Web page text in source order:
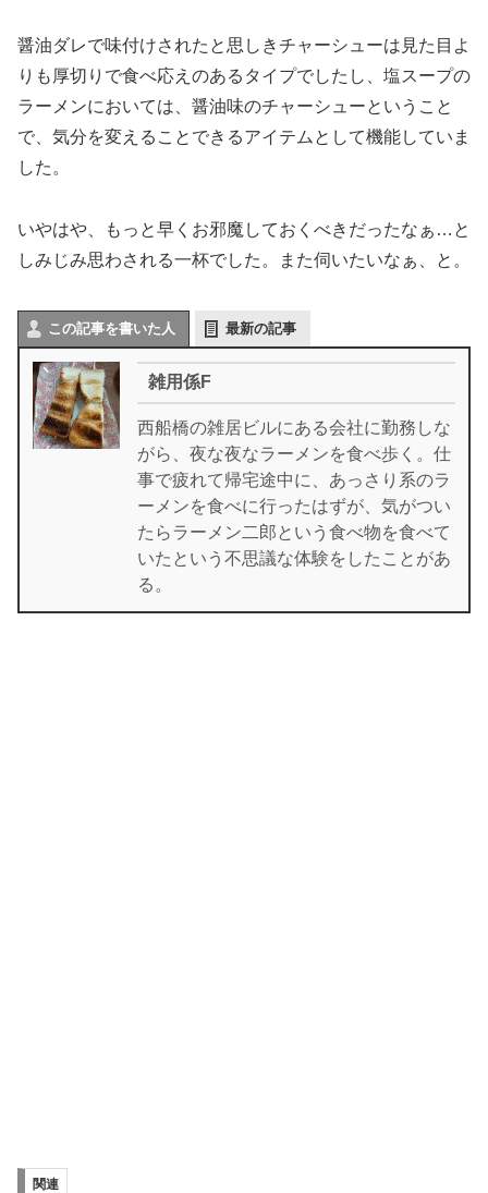
醤油ダレで味付けされたと思しきチャーシューは見た目よ
りも厚切りで食べ応えのあるタイプでしたし、塩スープの
ラーメンにおいては、醤油味のチャーシューということ
で、気分を変えることできるアイテムとして機能していま
した。
いやはや、もっと早くお邪魔しておくべきだったなぁ…と
しみじみ思わされる一杯でした。また伺いたいなぁ、と。
この記事を書いた人 最新の記事
雑用係F
西船橋の雑居ビルにある会社に勤務しな
がら、夜な夜なラーメンを食べ歩く。仕
事で疲れて帰宅途中に、あっさり系のラ
ーメンを食べに行ったはずが、気がつい
たらラーメン二郎という食べ物を食べて
いたという不思議な体験をしたことがあ
る。
関連